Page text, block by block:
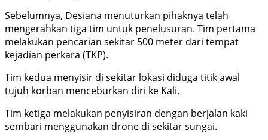
Sebelumnya, Desiana menuturkan pihaknya telah
mengerahkan tiga tim untuk penelusuran. Tim pertama
melakukan pencarian sekitar 500 meter dari tempat
kejadian perkara (TKP).
Tim kedua menyisir di sekitar lokasi diduga titik awal
tujuh korban menceburkan diri ke Kali.
Tim ketiga melakukan penyisiran dengan berjalan kaki
sembari menggunakan drone di sekitar sungai.